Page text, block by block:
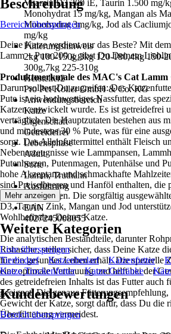
Vitamin D3 200 iE, Taurin 1.500 mg/
Monohydrat 15 mg/kg, Mangan als
Monohydrat 3mg/kg, Jod als
mg/kg
Fütterungshinweis
2kg 100-150g,3kg 120-180,4kg 150-
300g,7kg 225-310g
Hersteller2
Pro Pet Koller GmbH & Co. KG
Anwendungsbereich
Katze
Eigenschaft
Getreidefrei
Lebensphase
Adult
Sorte
Lamm, Truthahn
Ausführung
Nassfutter
EAN
4027245008055
Beschreibung
Bereich überspringen
Deine Katze verdient nur das Beste? Mit
Lamm + Pute 200 g gibst Du Deinem
Produktmerkmale des MAC's Cat Lamm
Darum solltest Du zugreifen: Das
Pute ist ein hochwertiges Nassfutter, das
Katzen entwickelt wurde. Es ist getreidefrei
verträglich. Die Hauptzutaten bestehen aus
und mindestens 30 % Pute, was für eine
sorgt. Das Alleinfuttermittel enthält Fleisch
Nebenerzeugnisse wie Lammpansen,
Putenherzen, Putenmagen, Putenhälse und
hohe Akzeptanz und schmackhafte
sind Preiselbeeren und Hanföl enthalten, die
Gesundheit haben. Die sorgfältig
D3, Taurin, Zink, Mangan und Jod
Wohlbefinden Deiner Katze.
Die analytischen Bestandteile, darunter
Rohasche, stellen sicher, dass Deine Katze
für ein gesundes Leben erhält. Die spezielle
eine optimale Verdauung und hilft bei der
des getreidefreien Inhalts ist das Futter auch
geeignet. Die genaue
Gewicht der Katze, sorgt dafür, dass Du die
Überfütterung vermeidest.
Mehr anzeigen
Weitere Kategorien
Liste überspringen
Tierbedarf
Katzenbedarf Katzenfutter
Katze Trockenfutter
Katze Getränke
Kundenbewertungen
Bereich überspringen